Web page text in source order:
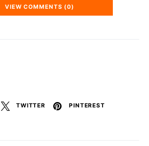
TWITTER
PINTEREST
VIEW COMMENTS (0)